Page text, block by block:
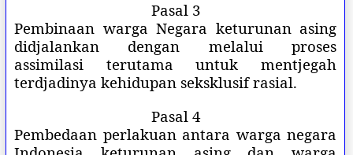
Pasal 3
Pembinaan warga Negara keturunan asing
didjalankan dengan melalui proses
assimilasi
terutama untuk mentjegah
terdjadinya kehidupan seksklusif rasial.
Pasal 4
Pembedaan perlakuan antara warga negara